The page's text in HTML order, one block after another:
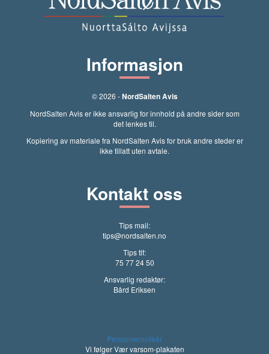
Informasjon
© 2026 -NordSalten Avis
NordSalten Avis er ikke ansvarlig for innhold på andre sider som
det lenkes til.
Kopiering av materiale fra NordSalten Avis for bruk andre steder er
ikke tillatt uten avtale.
Kontakt oss
Tips mail:
tips@nordsalten.no
Tips tlf:
75 77 24 50
Ansvarlig redaktør:
Bård Eriksen
Personvernvilkår
Vi følger Vær varsom-plakaten